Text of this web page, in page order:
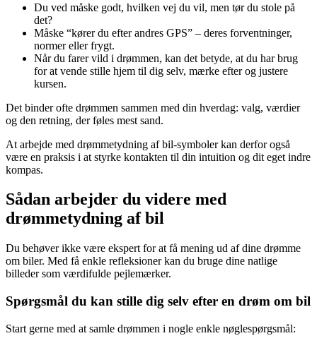
Du ved måske godt, hvilken vej du vil, men tør du stole på
det?
Måske “kører du efter andres GPS” – deres forventninger,
normer eller frygt.
Når du farer vild i drømmen, kan det betyde, at du har brug
for at vende stille hjem til dig selv, mærke efter og justere
kursen.
Det binder ofte drømmen sammen med din hverdag: valg, værdier
og den retning, der føles mest sand.
At arbejde med drømmetydning af bil-symboler kan derfor også
være en praksis i at styrke kontakten til din intuition og dit eget indre
kompas.
Sådan arbejder du videre med
drømmetydning af bil
Du behøver ikke være ekspert for at få mening ud af dine drømme
om biler. Med få enkle refleksioner kan du bruge dine natlige
billeder som værdifulde pejlemærker.
Spørgsmål du kan stille dig selv efter en drøm om bil
Start gerne med at samle drømmen i nogle enkle nøglespørgsmål: